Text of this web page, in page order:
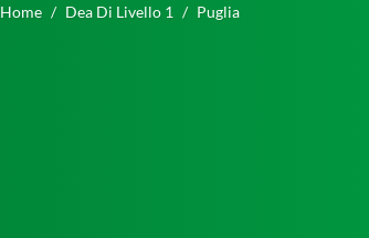
Home Dea Di Livello 1 Puglia